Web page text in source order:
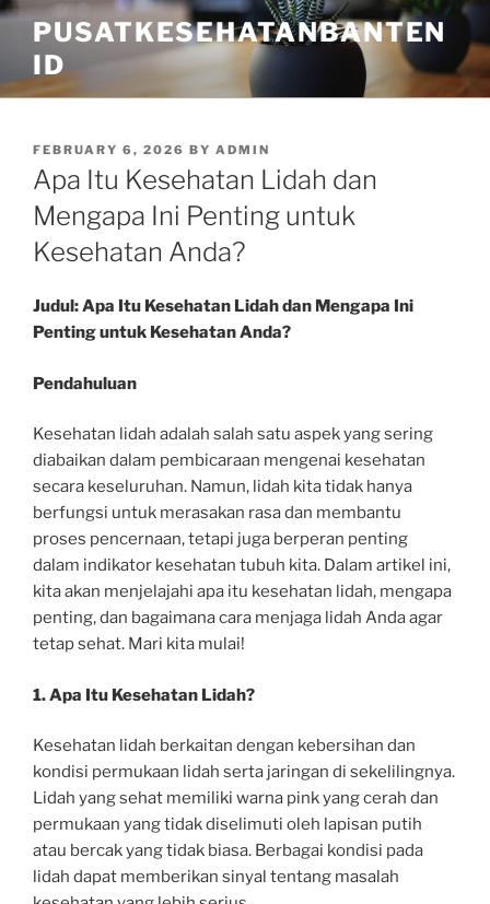
Skip
content
PUSATKESEHATANBANTEN
ID
POSTED
ON
FEBRUARY 6, 2026 BY ADMIN
Apa Itu Kesehatan Lidah dan
Mengapa Ini Penting untuk
Kesehatan Anda?
Judul: Apa Itu Kesehatan Lidah dan Mengapa Ini
Penting untuk Kesehatan Anda?
Pendahuluan
Kesehatan lidah adalah salah satu aspek yang sering
diabaikan dalam pembicaraan mengenai kesehatan
secara keseluruhan. Namun, lidah kita tidak hanya
berfungsi untuk merasakan rasa dan membantu
proses pencernaan, tetapi juga berperan penting
dalam indikator kesehatan tubuh kita. Dalam artikel ini,
kita akan menjelajahi apa itu kesehatan lidah, mengapa
penting, dan bagaimana cara menjaga lidah Anda agar
tetap sehat. Mari kita mulai!
1. Apa Itu Kesehatan Lidah?
Kesehatan lidah berkaitan dengan kebersihan dan
kondisi permukaan lidah serta jaringan di sekelilingnya.
Lidah yang sehat memiliki warna pink yang cerah dan
permukaan yang tidak diselimuti oleh lapisan putih
atau bercak yang tidak biasa. Berbagai kondisi pada
lidah dapat memberikan sinyal tentang masalah